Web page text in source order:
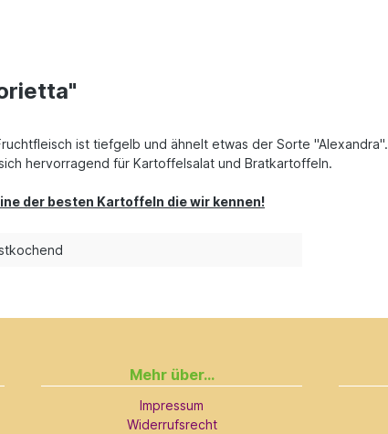
ist tiefgelb und ähnelt etwas der Sorte "Alexandra".
hervorragend für Kartoffelsalat und Bratkartoffeln.
der besten Kartoffeln die wir kennen!
Mehr über...
Impressum
Widerrufsrecht